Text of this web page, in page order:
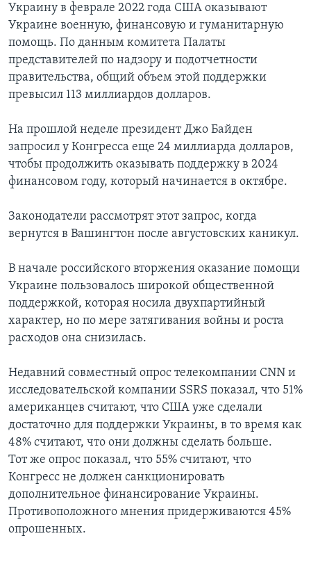
Украину в феврале 2022 года США оказывают
Украине военную, финансовую и гуманитарную
помощь. По данным комитета Палаты
представителей по надзору и подотчетности
правительства, общий объем этой поддержки
превысил 113 миллиардов долларов.
На прошлой неделе президент Джо Байден
запросил у Конгресса еще 24 миллиарда долларов,
чтобы продолжить оказывать поддержку в 2024
финансовом году, который начинается в октябре.
Законодатели рассмотрят этот запрос, когда
вернутся в Вашингтон после августовских каникул.
В начале российского вторжения оказание помощи
Украине пользовалось широкой общественной
поддержкой, которая носила двухпартийный
характер, но по мере затягивания войны и роста
расходов она снизилась.
Недавний совместный опрос телекомпании CNN и
исследовательской компании SSRS показал, что 51%
американцев считают, что США уже сделали
достаточно для поддержки Украины, в то время как
48% считают, что они должны сделать больше.
Тот же опрос показал, что 55% считают, что
Конгресс не должен санкционировать
дополнительное финансирование Украины.
Противоположного мнения придерживаются 45%
опрошенных.